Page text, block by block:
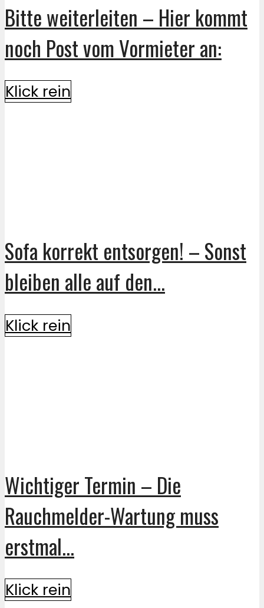
Bitte weiterleiten – Hier kommt
noch Post vom Vormieter an:
Klick rein
Sofa korrekt entsorgen! – Sonst
bleiben alle auf den...
Klick rein
Wichtiger Termin – Die
Rauchmelder-Wartung muss
erstmal...
Klick rein